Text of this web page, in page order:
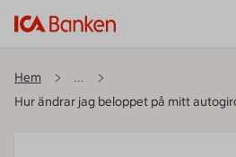
Hem ...
Hur ändrar jag beloppet på mitt